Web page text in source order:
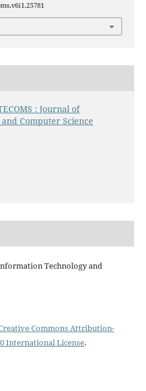
: Journal of
Computer Science
Technology and
Commons Attribution-
International License.